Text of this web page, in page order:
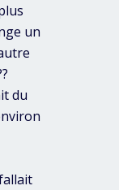
un
du